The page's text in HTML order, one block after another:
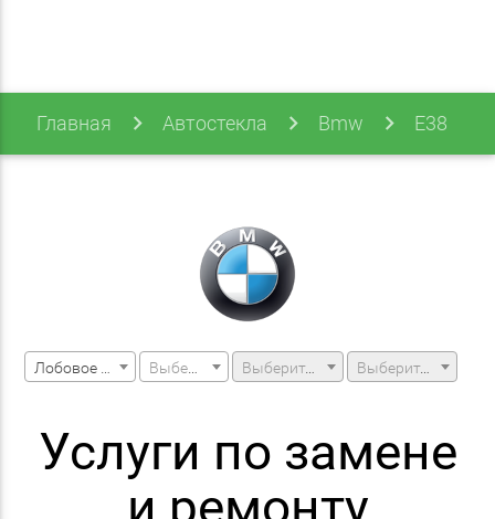
Главная Автостекла Bmw E38
Выберите модель машины Выберите модификацию
Услуги по замене